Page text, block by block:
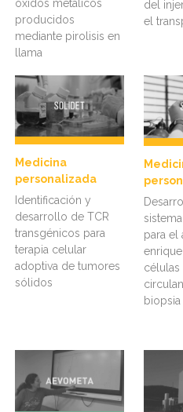
óxidos metálicos
producidos
mediante pirolisis en
llama
del
el
Medicina
personalizada
Identificación y
desarrollo de TCR
transgénicos para
terapia celular
adoptiva de tumores
sólidos
para el
células